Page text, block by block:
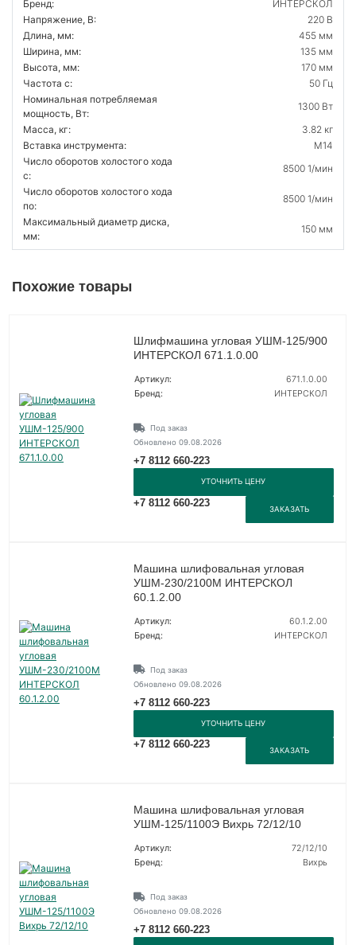
Бренд:
ИНТЕРСКОЛ
Напряжение, В:
220 В
Длина, мм:
455 мм
Ширина, мм:
135 мм
Высота, мм:
170 мм
Частота с:
50 Гц
Номинальная потребляемая
мощность, Вт:
1300 Вт
Масса, кг:
3.82 кг
Вставка инструмента:
M14
Число оборотов холостого хода
с:
8500 1/мин
Число оборотов холостого хода
по:
8500 1/мин
Максимальный диаметр диска,
мм:
150 мм
Похожие товары
Шлифмашина угловая УШМ-125/900
ИНТЕРСКОЛ 671.1.0.00
Артикул:
671.1.0.00
Бренд:
ИНТЕРСКОЛ
Под заказ
Обновлено 09.08.2026
+7 8112 660-223
УТОЧНИТЬ ЦЕНУ
+7 8112 660-223
ЗАКАЗАТЬ
Машина шлифовальная угловая
УШМ-230/2100М ИНТЕРСКОЛ
60.1.2.00
Артикул:
60.1.2.00
Бренд:
ИНТЕРСКОЛ
Под заказ
Обновлено 09.08.2026
+7 8112 660-223
УТОЧНИТЬ ЦЕНУ
+7 8112 660-223
ЗАКАЗАТЬ
Машина шлифовальная угловая
УШМ-125/1100Э Вихрь 72/12/10
Артикул:
72/12/10
Бренд:
Вихрь
Под заказ
Обновлено 09.08.2026
+7 8112 660-223